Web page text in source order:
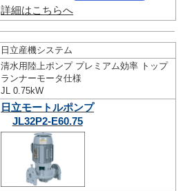
詳細はこちらへ
日立産機システム
清水用陸上ポンプ プレミアム効率 トップ
ランナーモータ仕様
JL 0.75kW
日立モートルポンプ
JL32P2-E60.75